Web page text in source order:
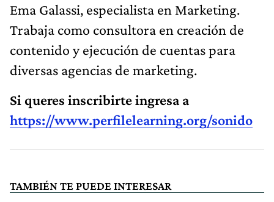
Ema Galassi, especialista en Marketing.
Trabaja como consultora en creación de
contenido y ejecución de cuentas para
diversas agencias de marketing.
Si queres inscribirte ingresa a
https://www.perfilelearning.org/sonido
TAMBIÉN TE PUEDE INTERESAR